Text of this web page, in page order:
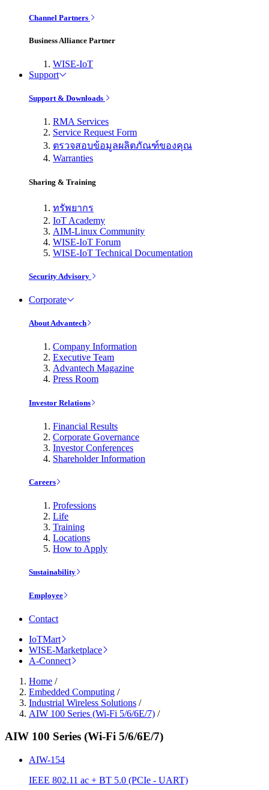
Channel Partners
Business Alliance Partner
WISE-IoT
Support
Support & Downloads
RMA Services
Service Request Form
ตรวจสอบข้อมูลผลิตภัณฑ์ของคุณ
Warranties
Sharing & Training
ทรัพยากร
IoT Academy
AIM-Linux Community
WISE-IoT Forum
WISE-IoT Technical Documentation
Security Advisory
Corporate
About Advantech
Company Information
Executive Team
Advantech Magazine
Press Room
Investor Relations
Financial Results
Corporate Governance
Investor Conferences
Shareholder Information
Careers
Professions
Life
Training
Locations
How to Apply
Sustainability
Employee
Contact
IoTMart
WISE-Marketplace
A-Connect
Home /
Embedded Computing /
Industrial Wireless Solutions /
AIW 100 Series (Wi-Fi 5/6/6E/7) /
AIW 100 Series (Wi-Fi 5/6/6E/7)
AIW-154
IEEE 802.11 ac + BT 5.0 (PCIe - UART)